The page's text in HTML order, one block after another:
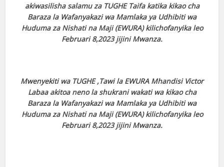
akiwasilisha salamu za TUGHE Taifa katika kikao cha
Baraza la Wafanyakazi wa Mamlaka ya Udhibiti wa
Huduma za Nishati na Maji (EWURA) kilichofanyika leo
Februari 8,2023 jijini Mwanza.
Mwenyekiti wa TUGHE ,Tawi la EWURA Mhandisi Victor
Labaa akitoa neno la shukrani wakati wa kikao cha
Baraza la Wafanyakazi wa Mamlaka ya Udhibiti wa
Huduma za Nishati na Maji (EWURA) kilichofanyika leo
Februari 8,2023 jijini Mwanza.